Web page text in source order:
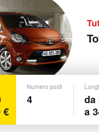
€
Numero posti
4
da
a